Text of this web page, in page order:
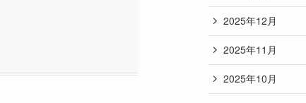
2025年12月
2025年11月
2025年10月